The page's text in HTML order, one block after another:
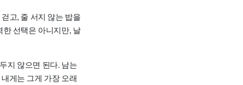
고, 줄 서지 않는 밥을
선택은 아니지만, 날
지 않으면 된다. 남는
게는 그게 가장 오래